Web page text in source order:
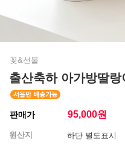
꽃&선물
출산축하 아가방딸
판매가 95,000원
원산지
하단 별도표시